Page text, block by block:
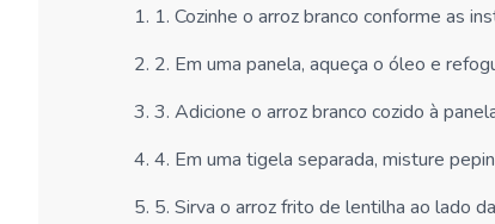
1. 1. Cozinhe o arroz branco conforme as
2. 2. Em uma panela, aqueça o óleo e
3. 3. Adicione o arroz branco cozido à
4. 4. Em uma tigela separada, misture
5. 5. Sirva o arroz frito de lentilha ao lado